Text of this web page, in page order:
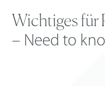
Wichtiges für
– Need to